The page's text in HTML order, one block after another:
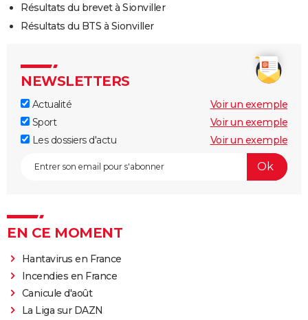
Résultats du brevet à Sionviller
Résultats du BTS à Sionviller
NEWSLETTERS
Actualité
Voir un exemple
Sport
Voir un exemple
Les dossiers d'actu
Voir un exemple
EN CE MOMENT
Hantavirus en France
Incendies en France
Canicule d'août
La Liga sur DAZN